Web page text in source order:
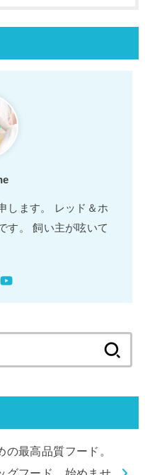
します。 レッド＆ホ
す。 飼い主が呟いて
の最高品質フード。